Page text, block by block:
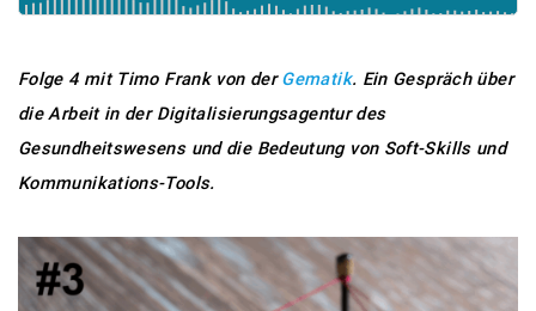
Folge 4 mit Timo Frank von derGematik. Ein Gespräch über
die Arbeit in der Digitalisierungsagentur des
Gesundheitswesens und die Bedeutung von Soft-Skills und
Kommunikations-Tools.